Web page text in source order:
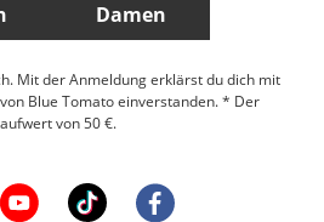
Damen
Mit der Anmeldung erklärst du dich mit
Blue Tomato einverstanden. * Der
von 50 €.